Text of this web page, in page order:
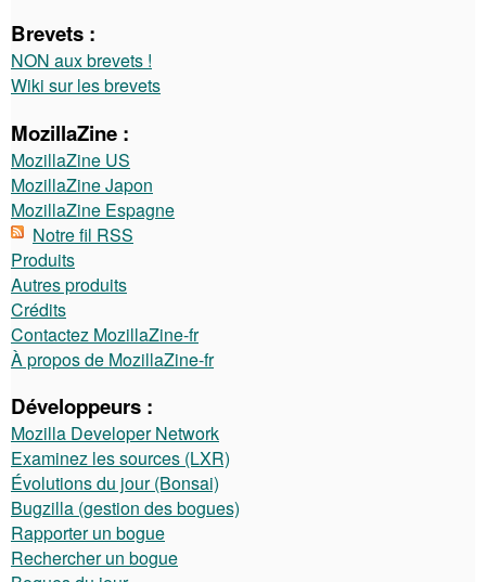
Brevets :
NON aux brevets !
Wiki sur les brevets
MozillaZine :
MozillaZine US
MozillaZine Japon
MozillaZine Espagne
Notre fil RSS
Produits
Autres produits
Crédits
Contactez MozillaZine-fr
À propos de MozillaZine-fr
Développeurs :
Mozilla Developer Network
Examinez les sources (LXR)
Évolutions du jour (Bonsai)
Bugzilla (gestion des bogues)
Rapporter un bogue
Rechercher un bogue